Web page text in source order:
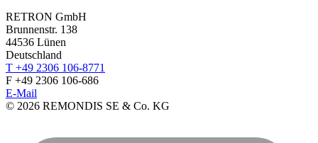
RETRON GmbH
Brunnenstr. 138
44536 Lünen
Deutschland
T +49 2306 106-8771
F +49 2306 106-686
E-Mail
© 2026 REMONDIS SE & Co. KG